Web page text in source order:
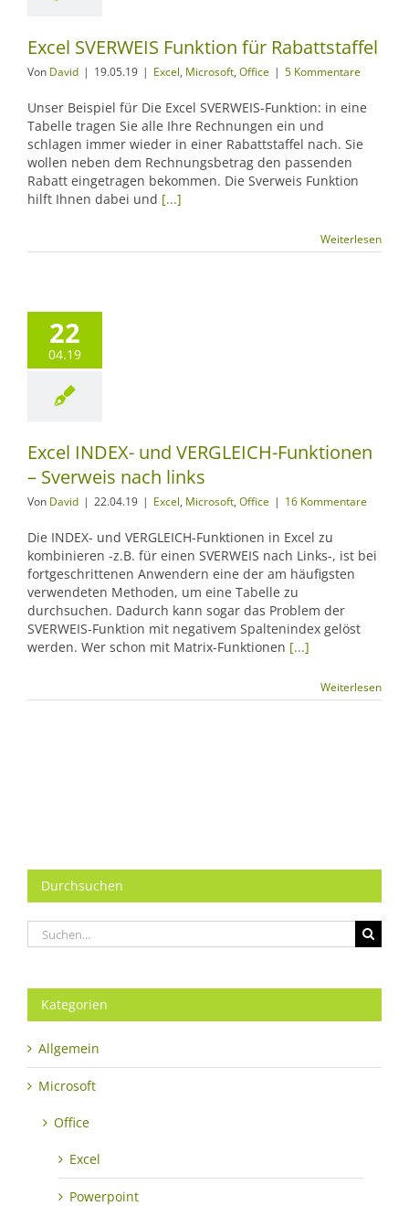
Excel SVERWEIS Funktion für Rabattstaffel
Von David | 19.05.19 | Excel, Microsoft, Office | 5 Kommentare
Unser Beispiel für Die Excel SVERWEIS-Funktion: in eine
Tabelle tragen Sie alle Ihre Rechnungen ein und
schlagen immer wieder in einer Rabattstaffel nach. Sie
wollen neben dem Rechnungsbetrag den passenden
Rabatt eingetragen bekommen. Die Sverweis Funktion
hilft Ihnen dabei und [...]
Weiterlesen
22
04.19
Excel INDEX- und VERGLEICH-Funktionen
– Sverweis nach links
Von David | 22.04.19 | Excel, Microsoft, Office | 16 Kommentare
Die INDEX- und VERGLEICH-Funktionen in Excel zu
kombinieren -z.B. für einen SVERWEIS nach Links-, ist bei
fortgeschrittenen Anwendern eine der am häufigsten
verwendeten Methoden, um eine Tabelle zu
durchsuchen. Dadurch kann sogar das Problem der
SVERWEIS-Funktion mit negativem Spaltenindex gelöst
werden. Wer schon mit Matrix-Funktionen [...]
Weiterlesen
Durchsuchen
Suche
nach:
Kategorien
Allgemein
Microsoft
Office
Excel
Powerpoint